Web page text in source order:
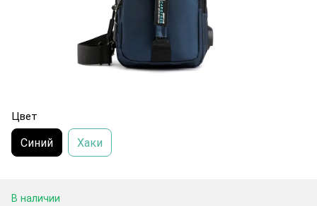
Цвет
Синий Хаки
В наличии